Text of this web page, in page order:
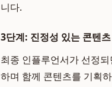
니다.
3단계: 진정성 있는 콘텐
최종 인플루언서가 선정
하며 함께 콘텐츠를 기획